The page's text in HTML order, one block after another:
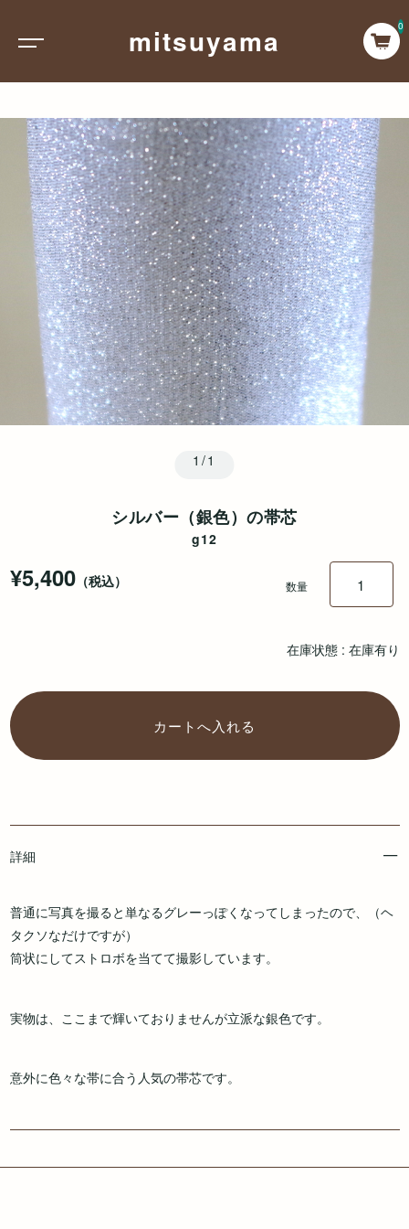
mitsuyama 0
1/1
シルバー（銀色）の帯芯
g12
在庫状態 : 在庫有り
¥5,400（税込） 数量
詳細
普通に写真を撮ると単なるグレーっぽくなってしまったので、（ヘ
タクソなだけですが）
筒状にしてストロボを当てて撮影しています。
実物は、ここまで輝いておりませんが立派な銀色です。
意外に色々な帯に合う人気の帯芯です。